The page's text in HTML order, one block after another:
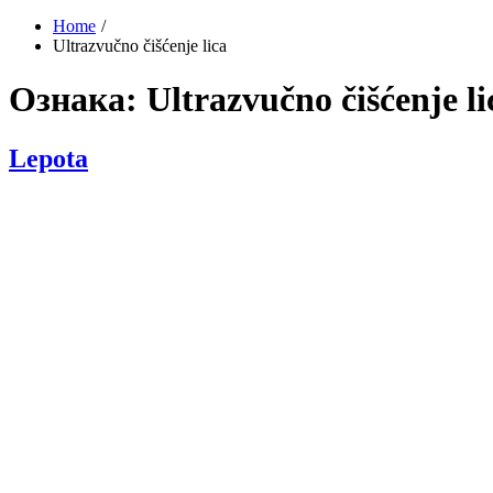
Home
Ultrazvučno čišćenje lica
Ознака: Ultrazvučno čišćenje
Lepota